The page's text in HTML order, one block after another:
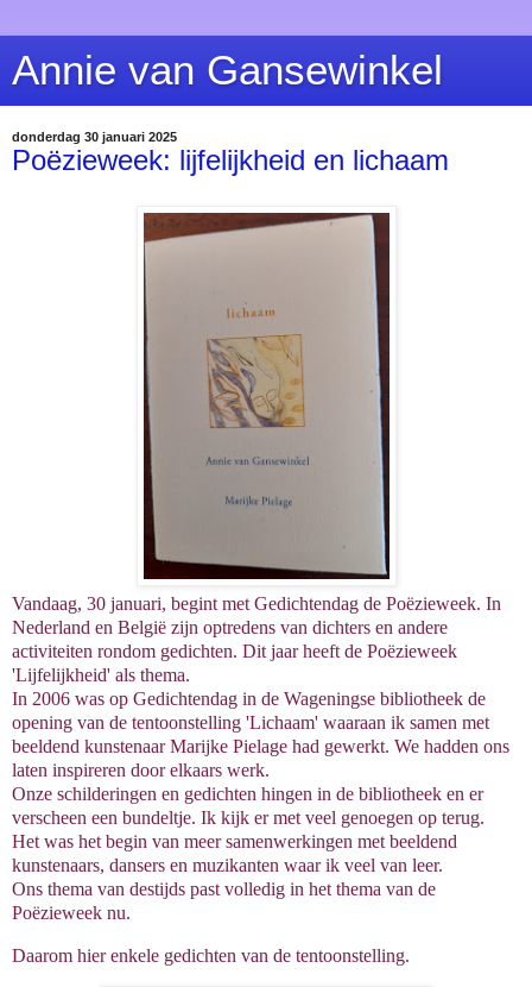
Annie van Gansewinkel
donderdag 30 januari 2025
Poëzieweek: lijfelijkheid en lichaam
Vandaag, 30 januari, begint met Gedichtendag de Poëzieweek. In
Nederland en België zijn optredens van dichters en andere
activiteiten rondom gedichten. Dit jaar heeft de Poëzieweek
'Lijfelijkheid' als thema.
In 2006 was op Gedichtendag in de Wageningse bibliotheek de
opening van de tentoonstelling 'Lichaam' waaraan ik samen met
beeldend kunstenaar Marijke Pielage had gewerkt. We hadden ons
laten inspireren door elkaars werk.
Onze schilderingen en gedichten hingen in de bibliotheek en er
verscheen een bundeltje. Ik kijk er met veel genoegen op terug.
Het was het begin van meer samenwerkingen met beeldend
kunstenaars, dansers en muzikanten waar ik veel van leer.
Ons thema van destijds past volledig in het thema van de
Poëzieweek nu.
Daarom hier enkele gedichten van de tentoonstelling.